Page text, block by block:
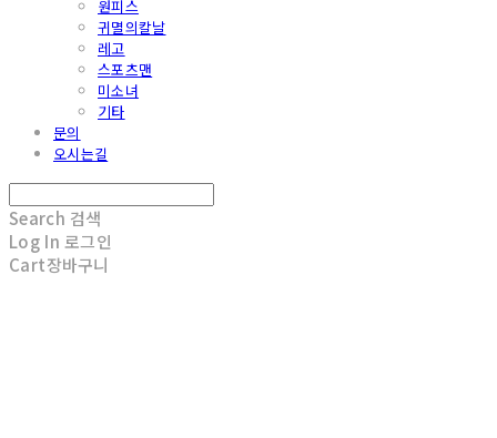
원피스
귀멸의칼날
레고
스포츠맨
미소녀
기타
문의
오시는길
Search 검색
Log In 로그인
Cart장바구니